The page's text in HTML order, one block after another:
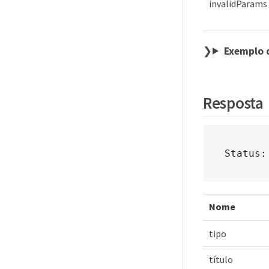
invalidParams
Exemplo
Resposta
Status:
Nome
tipo
título